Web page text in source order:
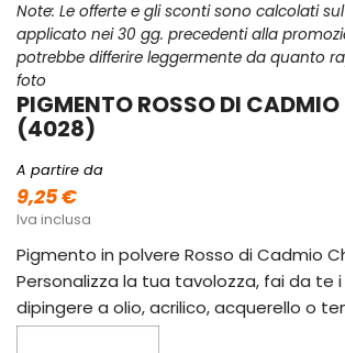
Note: Le offerte e gli sconti sono calcolati
applicato nei 30 gg. precedenti alla
potrebbe differire leggermente da quanto
foto
PIGMENTO ROSSO DI
(4028)
A partire da
9,25 €
Iva inclusa
Pigmento in polvere Rosso di Cadmio
Personalizza la tua tavolozza, fai da te
dipingere a olio, acrilico, acquerello o